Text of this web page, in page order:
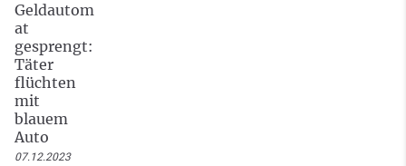
Geldautom
at
gesprengt:
Täter
flüchten
mit
blauem
Auto
07.12.2023